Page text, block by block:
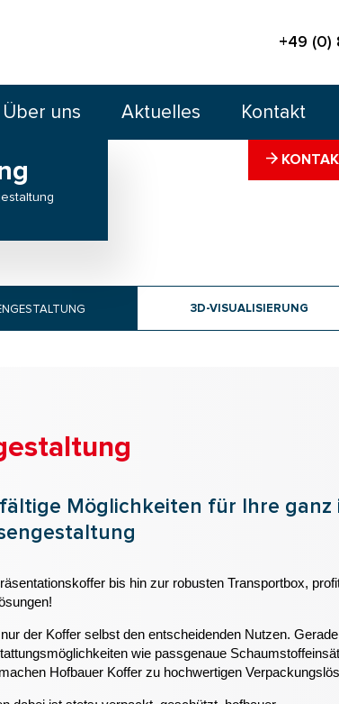
+49 (0)
Über uns Aktuelles Kontakt
3D-VISUALISIERUNG
Möglichkeiten für Ihre ganz
bis hin zur robusten Transportbox,
der Koffer selbst den entscheidenden Nutzen.
wie passgenaue
Hofbauer Koffer zu hochwertigen